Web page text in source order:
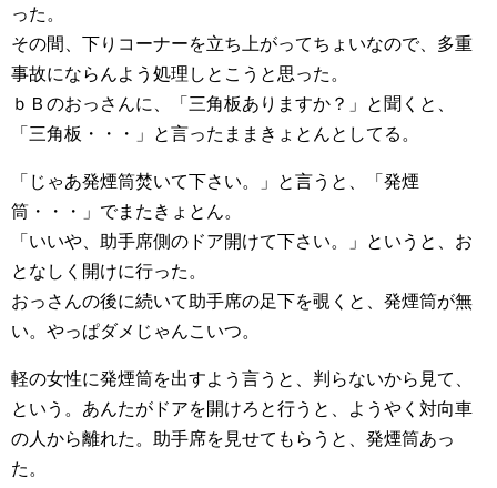
った。
その間、下りコーナーを立ち上がってちょいなので、多重
事故にならんよう処理しとこうと思った。
ｂＢのおっさんに、「三角板ありますか？」と聞くと、
「三角板・・・」と言ったままきょとんとしてる。
「じゃあ発煙筒焚いて下さい。」と言うと、「発煙
筒・・・」でまたきょとん。
「いいや、助手席側のドア開けて下さい。」というと、お
となしく開けに行った。
おっさんの後に続いて助手席の足下を覗くと、発煙筒が無
い。やっぱダメじゃんこいつ。
軽の女性に発煙筒を出すよう言うと、判らないから見て、
という。あんたがドアを開けろと行うと、ようやく対向車
の人から離れた。助手席を見せてもらうと、発煙筒あっ
た。